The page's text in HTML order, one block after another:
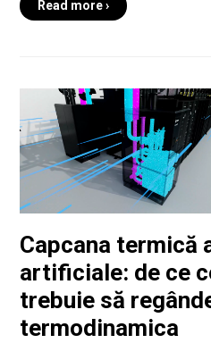
Read more ›
Capcana termică
artificiale: de ce
trebuie să
termodinamica